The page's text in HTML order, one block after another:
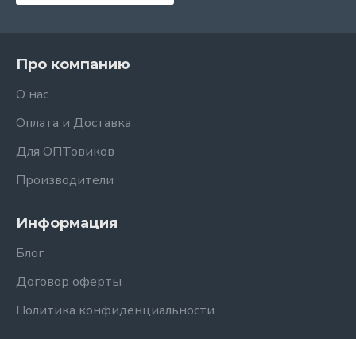
Про компанию
О нас
Оплата и Доставка
Для ОПТовиков
Производители
Информация
Блог
Договор оферты
Политика конфиденциальности